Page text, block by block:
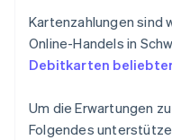
Kartenzahlungen sind
Online-Handels in
Debitkarten
Um die Erwartungen
Folgendes